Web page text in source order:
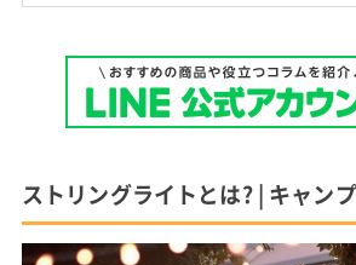
ストリングライトとは? | キャン